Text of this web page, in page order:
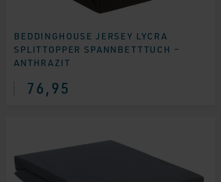
BEDDINGHOUSE JERSEY LYCRA
SPLITTOPPER SPANNBETTTUCH –
ANTHRAZIT
76,95